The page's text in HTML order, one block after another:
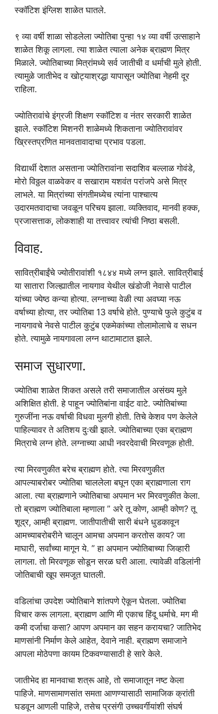
स्कॉटिश इंग्लिश शाळेत घातले.
९ व्या वर्षी शाळा सोडलेला ज्योतिबा पुन्हा १४ व्या वर्षी उत्साहाने
शाळेत शिकू लागला. त्या शाळेत त्याला अनेक ब्राह्मण मित्र
मिळाले. ज्योतिबाच्या मित्रांमध्ये सर्व जातीची व धर्माची मुले होती.
त्यामुळे जातीभेद व खोट्याश्रद्धा यापासून ज्योतिबा नेहमी दूर
राहिला.
ज्योतिरावांचे इंग्रजी शिक्षण स्कॉटिश व नंतर सरकारी शाळेत
झाले. स्कॉटिश मिशनरी शाळेमध्ये शिकताना ज्योतिरावांवर
ख्रिस्तप्रणित मानवतावादाचा प्रभाव पडला.
विद्यार्थी देशात असताना ज्योतिरावांना सदाशिव बल्लाळ गोवंडे,
मोरो विठ्ठल वाळवेकर व सखाराम यशवंत परांजपे असे मित्र
लाभले. या मित्रांच्या संगतीमध्येच त्यांना पाश्चात्य
उदारमतवादाचा जवळून परिचय झाला. व्यक्तिवाद, मानवी हक्क,
प्रजासत्ताक, लोकशाही या तत्त्वावर त्यांची निष्ठा बसली.
विवाह.
सावित्रीबाईंचे ज्योतीरावांशी १८४४ मध्ये लग्न झाले. सावित्रीबाई
या सातारा जिल्ह्यातील नायगाव येथील खंडोजी नेवासे पाटील
यांच्या ज्येष्ठ कन्या होत्या. लग्नाच्या वेळी त्या अवघ्या नऊ
वर्षाच्या होत्या, तर ज्योतिबा 13 वर्षाचे होते. पुण्याचे फुले कुटुंब व
नायगावचे नेवसे पाटील कुटुंब एकमेकांच्या तोलामोलाचे व सधन
होते. त्यामुळे नायगावला लग्न थाटामाटात झाले.
समाज सुधारणा.
ज्योतिबा शाळेत शिकत असले तरी समाजातील असंख्य मुले
अशिक्षित होती. हे पाहून ज्योतिबांना वाईट वाटे. ज्योतिबांच्या
गुरुजींना नऊ वर्षाची विधवा मुलगी होती. तिचे केशव पण केलेले
पाहिल्यावर ते अतिशय दुःखी झाले. ज्योतिबाच्या एका ब्राह्मण
मित्राचे लग्न होते. लग्नाच्या आधी नवरदेवाची मिरवणूक होती.
त्या मिरवणुकीत बरेच ब्राह्मण होते. त्या मिरवणुकीत
आपल्याबरोबर ज्योतिबा चाललेला बघून एका ब्राह्मणाला राग
आला. त्या ब्राह्मणाने ज्योतिबाचा अपमान भर मिरवणुकीत केला.
तो ब्राह्मण ज्योतिबाला म्हणाला ” अरे तू कोण, आम्ही कोण? तू
शूद्र, आम्ही ब्राह्मण. जातीपातीची सारी बंधने धुडकावून
आमच्याबरोबरीने चालून आमचा अपमान करतोस काय? जा
माघारी, सर्वांच्या मागून ये. ” हा अपमान ज्योतिबाच्या जिव्हारी
लागला. तो मिरवणूक सोडून सरळ घरी आला. त्यावेळी वडिलांनी
जोतिबाची खूप समजूत घातली.
वडिलांचा उपदेश ज्योतिबाने शांतपणे ऐकून घेतला. ज्योतिबा
विचार करू लागला. ब्राह्मण आणि मी एकाच हिंदू धर्माचे. मग मी
कमी दर्जाचा कसा? आपण अपमान का सहन करायचा? जातिभेद
माणसांनी निर्माण केले आहेत, देवाने नाही. ब्राह्मण समाजाने
आपला मोठेपणा कायम टिकवण्यासाठी हे सारे केले.
जातीभेद हा मानवाचा शत्रू आहे, तो समाजातून नष्ट केला
पाहिजे. माणसामाणसांत समता आणण्यासाठी सामाजिक क्रांती
घडवून आणली पाहिजे, तसेच प्रसंगी उच्चवर्गीयांशी संघर्ष